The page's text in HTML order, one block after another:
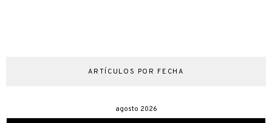
ARTÍCULOS POR FECHA
agosto 2026